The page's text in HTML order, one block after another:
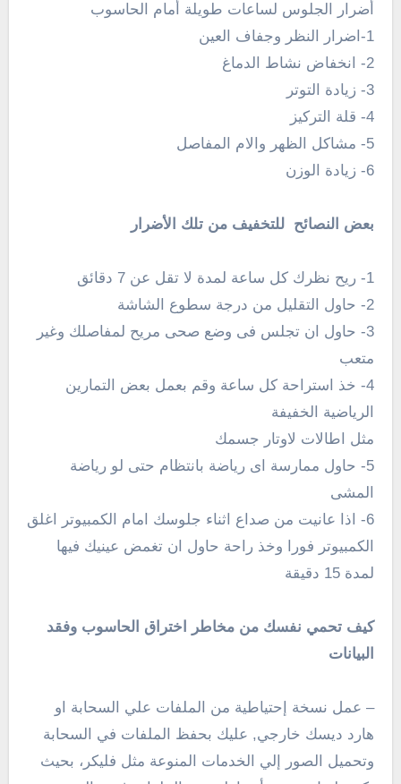
أضرار الجلوس لساعات طويلة أمام الحاسوب
1-اضرار النظر وجفاف العين
2- انخفاض نشاط الدماغ
3- زيادة التوتر
4- قلة التركيز
5- مشاكل الظهر والام المفاصل
6- زيادة الوزن
بعض النصائح للتخفيف من تلك الأضرار
1- ريح نظرك كل ساعة لمدة لا تقل عن 7 دقائق
2- حاول التقليل من درجة سطوع الشاشة
3- حاول ان تجلس فى وضع صحى مريح لمفاصلك وغير
متعب
4- خذ استراحة كل ساعة وقم بعمل بعض التمارين
الرياضية الخفيفة
مثل اطالات لاوتار جسمك
5- حاول ممارسة اى رياضة بانتظام حتى لو رياضة
المشى
6- اذا عانيت من صداع اثناء جلوسك امام الكمبيوتر اغلق
الكمبيوتر فورا وخذ راحة حاول ان تغمض عينيك فيها
لمدة 15 دقيقة
كيف تحمي نفسك من مخاطر اختراق الحاسوب وفقد
البيانات
– عمل نسخة إحتياطية من الملفات علي السحابة او
هارد ديسك خارجي, عليك بحفظ الملفات في السحابة
وتحميل الصور إلي الخدمات المنوعة مثل فليكر، بحيث